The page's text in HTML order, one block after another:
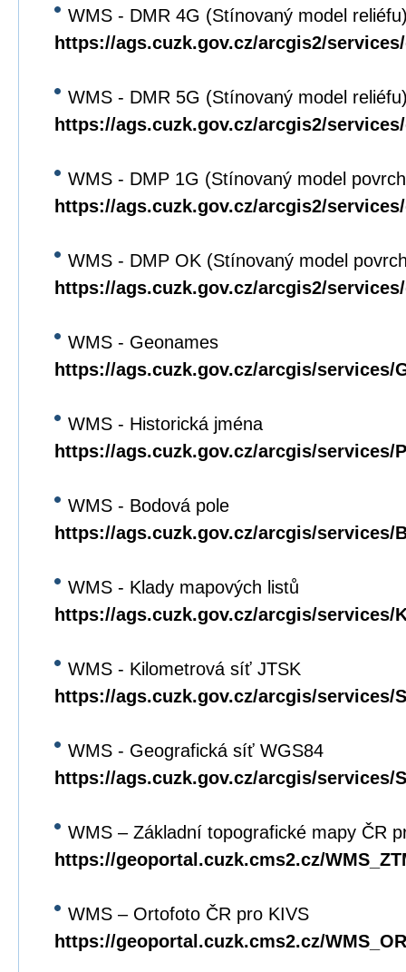
WMS - DMR 4G (Stínovaný model
https://ags.cuzk.gov.cz/arcgis2/
WMS - DMR 5G (Stínovaný model
https://ags.cuzk.gov.cz/arcgis2/
WMS - DMP 1G (Stínovaný model
https://ags.cuzk.gov.cz/arcgis2/
WMS - DMP OK (Stínovaný model
https://ags.cuzk.gov.cz/arcgis2/
WMS - Geonames
https://ags.cuzk.gov.cz/arcgis/services/
WMS - Historická jména
https://ags.cuzk.gov.cz/arcgis/services/
WMS - Bodová pole
https://ags.cuzk.gov.cz/arcgis/services/
WMS - Klady mapových listů
https://ags.cuzk.gov.cz/arcgis/services/
WMS - Kilometrová síť JTSK
https://ags.cuzk.gov.cz/arcgis/services/
WMS - Geografická síť WGS84
https://ags.cuzk.gov.cz/arcgis/services/
WMS – Základní topografické mapy ČR
https://geoportal.cuzk.cms2.cz/
WMS – Ortofoto ČR pro KIVS
https://geoportal.cuzk.cms2.cz/